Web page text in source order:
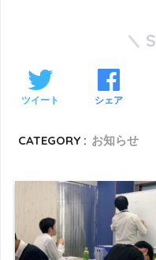
ツイート シェア
CATEGORY : お知らせ